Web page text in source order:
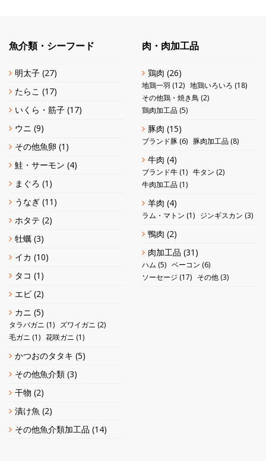
魚介類・シーフード
明太子 (27)
たらこ (17)
いくら・筋子 (17)
ウニ (9)
その他魚卵 (1)
鮭・サーモン (4)
まぐろ (1)
うなぎ (11)
ホタテ (2)
牡蠣 (3)
イカ (10)
タコ (1)
エビ (2)
カニ (5)
タラバガニ (1) ズワイガニ (2)
毛ガニ (1) 花咲ガニ (1)
かつおのタタキ (5)
その他魚介類 (3)
干物 (2)
漬け魚 (2)
その他魚介類加工品 (14)
肉・肉加工品
鶏肉 (26)
地鶏一羽 (12) 地鶏いろいろ (18)
その他鶏・焼き鳥 (2)
鶏肉加工品 (5)
豚肉 (15)
ブランド豚 (6) 豚肉加工品 (8)
牛肉 (4)
ブランド牛 (1) 牛タン (2)
牛肉加工品 (1)
羊肉 (4)
ラム・マトン (1) ジンギスカン (3)
鴨肉 (2)
肉加工品 (31)
ハム (5) ベーコン (6)
ソーセージ (17) その他 (3)